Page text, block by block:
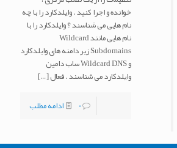
خوانده و اجرا کنید . وایلدکارد را با چه
نام هایی می شناسند ؟ وایلدکارد را با
نام هایی مانند Wildcard
Subdomains زیر دامنه های وایلدکارد
و Wildcard DNS ساب دامین
وایلدکارد می شناسند . فعال[…]
0
ادامه مطلب